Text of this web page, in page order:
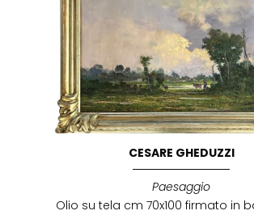
CESARE GHEDUZZI
Paesaggio
Olio su tela cm 70x100 firmato in